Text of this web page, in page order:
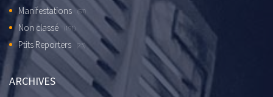
Manifestations (67)
Non classé (191)
Ptits Reporters (25)
ARCHIVES